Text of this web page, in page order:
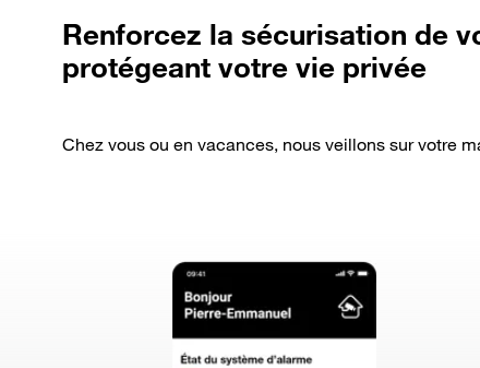
Renforcez la sécurisation de
protégeant votre vie privée
Chez vous ou en vacances, nous veillons sur votre